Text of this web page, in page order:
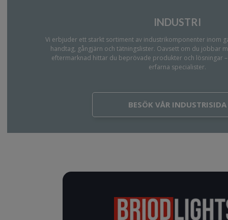
INDUSTRI
Vi erbjuder ett starkt sortiment av industrikomponenter inom
handtag, gångjärn och tätningslister. Oavsett om du jobbar
eftermarknad hittar du beprövade produkter och lösningar
erfarna specialister.
BESÖK VÅR INDUSTRISIDA